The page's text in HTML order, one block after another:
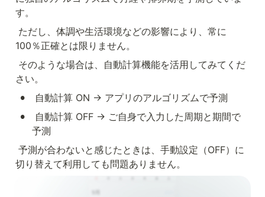
す。
ただし、体調や生活環境などの影響により、常に
100％正確とは限りません。
そのような場合は、自動計算機能を活用してみてくだ
さい。
• 自動計算 ON → アプリのアルゴリズムで予測
•
自動計算 OFF → ご自身で入力した周期と期間で
予測
予測が合わないと感じたときは、手動設定（OFF）に
切り替えて利用しても問題ありません。